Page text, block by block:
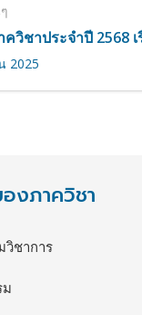
2025
งภาควิชา
วิชาการ